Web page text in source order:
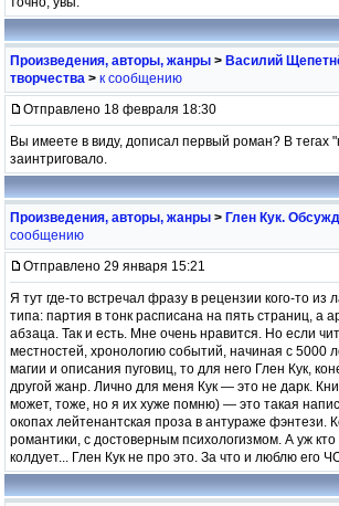
Произведения, авторы, жанры > Василий
творчества > к сообщению
Отправлено 18 февраля 18:30
Вы имеете в виду, дописал первый роман? В тегах
заинтриговало.
Произведения, авторы, жанры > Глен Кук.
сообщению
Отправлено 29 января 15:21
Я тут где-то встречал фразу в рецензии кого-то из
типа: партия в тонк расписана на пять страниц, а
абзаца. Так и есть. Мне очень нравится. Но если
местностей, хронологию событий, начиная с 5000
магии и описания пуговиц, то для него Глен Кук,
другой жанр. Лично для меня Кук — это не дарк.
может, тоже, но я их хуже помню) — это такая
окопах лейтенантская проза в антураже фэнтези.
романтики, с достоверным психологизмом. А уж кто
колдует... Глен Кук не про это. За что и люблю его